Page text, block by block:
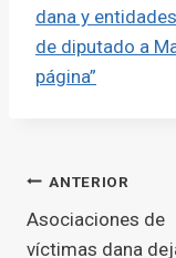
dana y
de diputado a
página”
Navegació
ANTERIOR
Asociaciones de
víctimas dana